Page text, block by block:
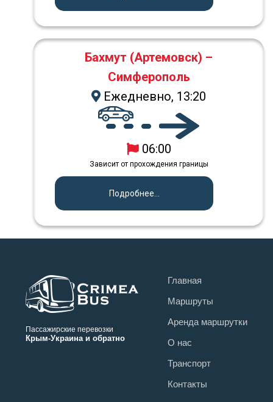
Бахмут (Артемовск) –
Симферополь
Ежедневно, 13:20
06:00
Зависит от прохождения границы
Подробнее...
Пассажирские перевозки
Крым-Украина и обратно
Главная
Маршруты
Аренда маршрутки
О нас
Транспорт
Контакты